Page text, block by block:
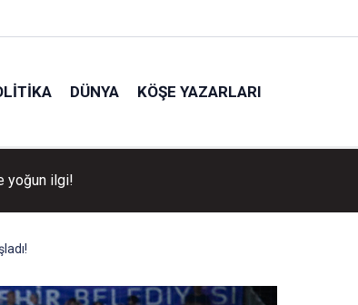
DÜNYA KÖŞE YAZARLARI
yoğun ilgi!